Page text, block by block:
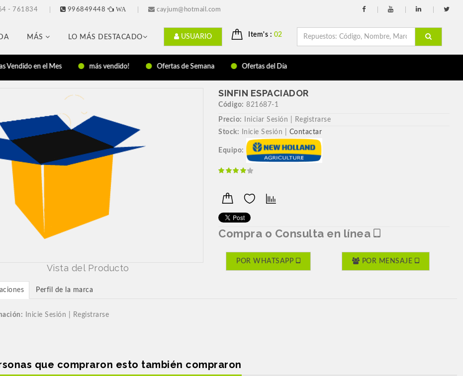
- 761834 996849448 WA cayjum@hotmail.com
USUARIO Item's : 02
MÁS LO MÁS DESTACADO
Vendido en el Mes más vendido! Ofertas de Semana Ofertas del Día
Vista del Producto
SINFIN ESPACIADOR
Código: 821687-1
Precio:
Iniciar Sesión | Registrarse
Stock: Inicie Sesión | Contactar
Equipo:
Compra o Consulta en línea
POR WHATSAPP POR MENSAJE
Perfil de la marca
Inicie Sesión | Registrarse
que compraron esto también compraron